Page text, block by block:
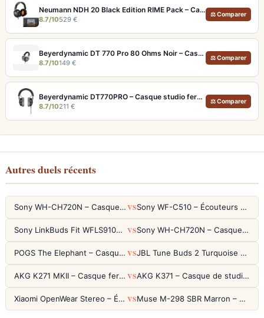
Neumann NDH 20 Black Edition RIME Pack – Casque studio fermé pour monitoring pro et immersion binaurale
8.7/10529 €
⚖ Comparer
Beyerdynamic DT 770 Pro 80 Ohms Noir – Casque studio fermé pour monitoring précis
8.7/10149 €
⚖ Comparer
Beyerdynamic DT770PRO – Casque studio fermé pour un monitoring précis et isolé
8.7/10211 €
⚖ Comparer
Autres duels récents
Sony WH-CH720N – Casque ANC 35h, Ultra-léger (192g) avec Processeur V1 VS Sony WF-C510 – Écouteurs True Wireless compacts, autonomie 22h et multipoint
Sony LinkBuds Fit WFLS910NW Blanc – Écouteurs Sport Ailes ANC VS Sony WH-CH720N – Casque ANC 35h, Ultra-léger (192g) avec Processeur V1
POGS The Elephant – Casque Filaire Enfants 85dB POGS-Safe™ (Éco-Responsable) VS JBL Tune Buds 2 Turquoise – Écouteurs True Wireless avec ANC et autonomie 48h
AKG K271 MKII – Casque fermé studio fiable pour une écoute neutre VS AKG K371 – Casque de studio fermé 50mm titane, réponse 5Hz-50kHz
Xiaomi OpenWear Stereo – Écouteurs Open-Ear Hi-Res avec réduction de fuite sonore VS Muse M-298 SBR Marron – Casque Bluetooth ANC avec 66h d'autonomie